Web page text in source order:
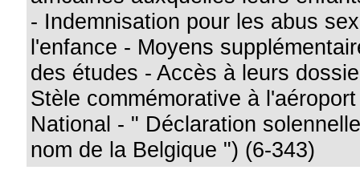
- Indemnisation pour les abus
l'enfance - Moyens
des études - Accès à leurs
Stèle commémorative à
National - " Déclaration
nom de la Belgique ") (6-343)